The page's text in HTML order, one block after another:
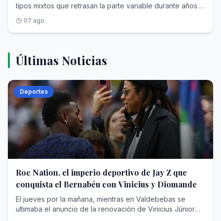
07 ago
Últimas Noticias
Deportes
Roc Nation, el imperio deportivo de Jay Z que
conquista el Bernabéu con Vinicius y Diomande
El jueves por la mañana, mientras en Valdebebas se ultimaba el anuncio de la renovación de Vinicius Júnior hasta el 30 de junio de 2032, un monovolumen negro abandonaba la concentración del RB Leipzig en Saalfelden (Austria) camino del aeropuerto. Dentro viajaba Yan Diomande , diecinueve años, rumbo a Madrid para cerrar un traspaso cifrado en unos 125 millones de euros fijos que, con las variables, podría escalar hasta los 140 y convertirse en el más caro de la historia del club blanco, por encima de los que se pagaron por Cristiano Ronaldo, Bellingham o Hazard. En apenas veinticuatro horas, el Real Madrid anunciaba el blindaje de su estrella y su nuevo fichaje récord.Dos operaciones, dos contratos de más de seis años y una sola autoría. Porque detrás de la nueva ficha de Vinicius —en torno a los 24 millones de euros brutos por temporada— y detrás del extremo marfileño que eligió el Bernabéu pese al cortejo del PSG y del Liverpool está la misma empresa: Roc Nation Sports , la agencia fundada por el rapero y magnate Shawn 'Jay-Z' Carter. Nunca una compañía nacida del hip hop había acumulado tanto poder en el vestuario más institucional del fútbol mundial.Para entender cómo un sello discográfico de Nueva York ha terminado condicionando el presente y el futuro deportivo del club de las quince Copas de Europa hay que recorrer trece años de estrategia empresarial: una venta forzosa en la NBA, un beisbolista arrebatado al agente más temido de América, un sueño brasileño frustrado que acabó resolviéndose comprando una agencia entera y un desembarco europeo que ha concluido donde concluyen todas las conquistas del fútbol: en Chamartín.Jay-Z: De Brooklyn a las grandes estrellasAntes de toparse con Florentino Pérez, Shawn Corey Carter (Brooklyn, 1969) ya había negociado con medio mundo. Criado en las viviendas sociales de Marcy Houses, fundó en 1995 su propio sello, Roc-A-Fella Records, porque ninguna discográfica quiso ficharle; en 2007 vendió su marca de ropa Rocawear por 204 millones de dólares; y en abril de 2008 creó Roc Nation , en alianza con el gigante de conciertos Live Nation, que puso sobre la mesa un contrato inicial de unos 150 millones. Aquello nació como discográfica y hoy es un conglomerado de representación de artistas y deportistas, editorial, cine y televisión, filantropía y moda. Forbes lo consagró en 2019 como el primer rapero milmillonario de la historia y hoy estima su fortuna entre los 2.500 y los 2.800 millones de dólares, un patrimonio en el que la música es ya casi una anécdota frente a operaciones como la firma del contrato con la NFL para producir el espectáculo del descanso de la Super Bowl.Durante un tiempo, el rapero tuvo una participación en los Brooklyn Nets que llegó a su fin en abril de 2013. La normativa de la NBA y de su sindicato de jugadores prohíbe que un propietario de franquicia ejerza a la vez de agente, de modo que Jay-Z tuvo que desprenderse de su parte de la franquicia neoyorquina, adquirida en 2004 por cerca de un millón de dólares: un paquete minúsculo, inferior al 1% y valorado en unos 350.000 dólares, pero de enorme carga simbólica, porque el rapero había sido el rostro de la mudanza de la franquicia de Nueva Jersey a Brooklyn y hasta había intervenido en el diseño de su identidad visual. Vendió para poder sentarse al otro lado de la mesa. En alianza con la agencia CAA (Creative Artists Agency)—con la que rompió relaciones años después— , su primera adquisición fue un golpe de efecto: Robinson Canó , jugador de los Yankees, abandonó a Scott Boras —el agente más temido del béisbol— para firmar con el sello del rapero. Meses después, Canó rubricaba con los Seattle Mariners un contrato de 240 millones de dólares y diez años, uno de los mayores de la historia de las Grandes Ligas. Le siguieron Kevin Durant (NBA)—cliente insignia de aquella primera época, antes de fundar años más tarde su propia firma—, Skylar Diggins (WNBA), Victor Cruz (NFL) o Geno Smith.El planteamiento era una enmienda a la totalidad del oficio. Frente a la vieja escuela europea del agente intermediario —el modelo de Jorge Mendes, que según Forbes ha llegado a manejar más de 950 millones de dólares en contratos activos con comisiones superiores a los 95—, Roc Nation importó la lógica del entretenimiento americano: gestión 360 grados, marca personal, moda, contenido audiovisual e impacto social. La adquisición de TFMHay un nombre que sobrevuela toda esta historia y que nunca llegó a formar parte de la agencia: Neymar . Cuando Roc Nation Sports echó a andar en 2013, ya se rumoreaba que fichar al entonces astro del Santos figuraba entre las máximas prioridades del rapero, que soñaba con convertirlo en el emblema global de su desembarco en el fútbol. No sucedió jamás. Una década después, Jay-Z resolvió el desengaño con una jugada de manual americano: si no puedes comprar la fruta, compra el huerto.El 7 de julio de 2023, Roc Nation Sports International anunció la adquisición de TFM Agency , la agencia de Sao Paulo que representaba a más de un centenar de futbolistas brasileños, rebautizada desde entonces como Roc Nation Sports Brazil. El importe quedó blindado bajo confidencialidad —se estima que fueron unos 450 millones de dólares—, pero el botín estaba en la cartera: Vinicius Júnior, Gabriel Martinelli y la siguiente hornada de perlas, con Endrick a la cabeza. De un plumazo, la nómina futbolística internacional de la casa se triplicó, de unos cuarenta a cerca de ciento veinte jugadores. «En términos de fútbol, Brasil es el centro de todo», proclamó Juan Perez —presidente de la división deportiva desde su nacimiento— al presentar la operación.Al frente quedó el hombre que lo había construido: Frederico Pena , fundador de TFM, que conservó acciones y asumió la presidencia de la filial brasileña junto a sus socios principales. Pena es el cazador de talento sudamericano por antonomasia: ató a Vinicius en su etapa de Flamengo, mucho antes del traspaso que lo llevó al Real Madrid en 2018, y repitió la fórmula con Endrick, amarrado antes de que el club blanco pagara al Palmeiras en torno a 60 millones por un chaval de dieciséis años. Jay-Z no persiguió la firma de Vinicius uno a uno, como persiguió en vano la de Neymar; adquirió directamente la sociedad que ya la custodiaba.La conquista del mercado europeoEl asalto al Viejo Continente tiene fecha y arquitecto. En septiembre de 2019, Roc Nation abrió oficina en Londres y puso al mando a Michael Yormark . La cartera europea creció a golpe de nombres: Kevin De Bruyne y Romelu Lukaku como buques insignia belgas, Axel Witsel, Jerome Boateng, Federico Dimarco, Tyrone Mings, los hermanos Reece y Lauren James o Marcus Rashford, captado en 2020. La propia agencia presume hoy de figurar entre las diez más importantes del fútbol mundial.El músculo americano completa el cuadro. En Estados Unidos, la casa gestiona a estrellas como LaMelo Ball en la NBA, el quarterback Kyler Murray o Saquon Barkley, campeón de la Super Bowl con Filadelfia. Según la última radiografía de Forbes sobre las agencias más valiosas de Norteamérica, Roc Nation Sports ocupa el séptimo puesto, con unos 2.140 millones de dólares en contratos deportivos activos bajo gestión, otros 510 millones en acuerdos extradeportivos , un techo de comisiones estimado en 218 millones y alrededor de 260 clientes. En España, sus hilos se cruzan en el Clásico: además de Vinicius y Endrick en el Real Madrid, representa a Marc Bernal, el prometedor mediocentro azulgrana que el Barcelona blindó hasta 2029 con una cláusula de 500 millones.Y en mayo de este año llegó el matiz que define la nueva era: los clubes ya no solo negocian contra Roc Nation; ahora también la contratan. La agencia, que ya promociona la marca de la Serie A italiana en Estados Unidos, anunció el pasado 14 de mayo una alianza estratégica con el Chelsea por la que asumirá el crecimiento de la marca del club londinense y su conexión con el público estadounidense, a caballo entre el fútbol, la música y la cultura pop, con camiseta de edición limitada firmada por DJ Khaled incluida. El cazador se ha hecho también guardabosques: la misma empresa que tensa a los clubes en los despachos es la que otros clubes pagan para seducir al aficionado del futuro.El colofón en el MadridY así se llega al verano de 2026, el de la doble exhibición de fuerza en Chamartín. La historia de Yan Diomande parece escrita para el modelo Roc Nation: hace apenas dos años jugaba en la academia DME de Daytona Beach, en Florida; el Leganés lo rescató para su filial, el Leipzig ejecutó su cláusula por 20 millones en julio de 2025 y el marfileño respondió con la mejor temporada de un debutante en la Bundesliga, doce goles y ocho asistencias, antes de brillar con Costa de Marfil en el Mundial. El chico de Abiyán, que creció idolatrando a Cristiano Ronaldo, eligió el Bernabéu. La renovación de Vinicius fue un pulso más largo y más áspero: más de dieciocho meses de tira y afloja en los que llegó a darse por imposible mientras la relación del brasileño con Xabi Alonso, despedido tras solo 34 partidos, siguiera condicionando el vestuario que ahora dirige José Mourinho . El club, fiel a su liturgia, mantuvo su cláusula intacta en los 1.000 millones. Y sobre la mesa planeó siempre la palanca perfecta: una supuesta oferta desde el fútbol saudí que hubiese cambiado el panorama deportivo.El madridismo reconocerá la escena. En 2013 y en 2016, Jorge Mendes protagonizó pulsos idénticos con Florentino Pérez para renovar a Cristiano Ronaldo con la exigencia de mantenerlo en la cima salarial del planeta —en la cual había ascendido Leo Messi— y la misma cláusula simbólica de 1.000 millones. Ha cambiado el acento del negociador —del portugués de Gestifute al inglés corporativo de Michael Yormark—, no la naturaleza del pulso. La diferencia principal, con respecto a 2016, es que Yormark ha conseguido lo que Mendes no pudo: Vinicius vestirá de blanco cobrando un salario que le satisface. Dos contratos hasta 2032,